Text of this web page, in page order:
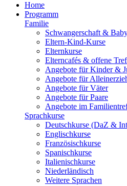
Home
Programm
Familie
Schwangerschaft &
Eltern-Kind-Kurse
Elternkurse
Elterncafés & offene
Angebote für Kinder &
Angebote für
Angebote für Väter
Angebote für Paare
Angebote im
Sprachkurse
Deutschkurse (DaZ &
Englischkurse
Französischkurse
Spanischkurse
Italienischkurse
Niederländisch
Weitere Sprachen